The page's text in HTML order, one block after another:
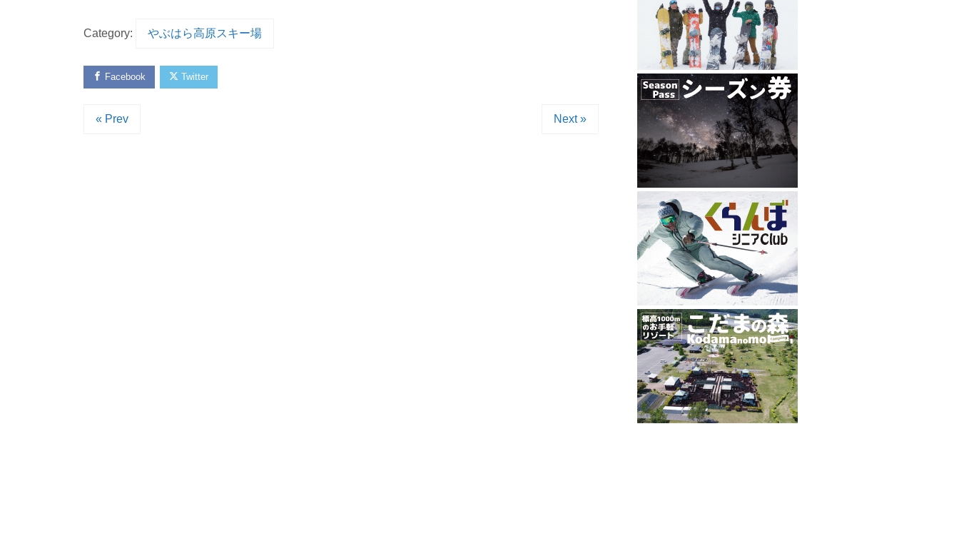
Category: やぶはら高原スキー場
Facebook Twitter
« Prev Next »